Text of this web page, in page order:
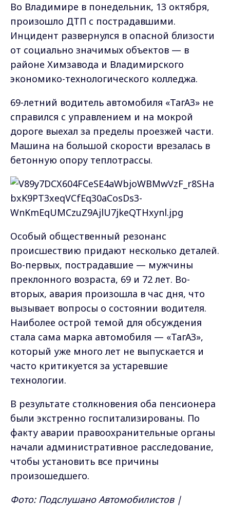
Во Владимире в понедельник, 13 октября,
произошло ДТП с пострадавшими.
Инцидент развернулся в опасной близости
от социально значимых объектов — в
районе Химзавода и Владимирского
экономико-технологического колледжа.
69-летний водитель автомобиля «ТагАЗ» не
справился с управлением и на мокрой
дороге выехал за пределы проезжей части.
Машина на большой скорости врезалась в
бетонную опору теплотрассы.
Особый общественный резонанс
происшествию придают несколько деталей.
Во-первых, пострадавшие — мужчины
преклонного возраста, 69 и 72 лет. Во-
вторых, авария произошла в час дня, что
вызывает вопросы о состоянии водителя.
Наиболее острой темой для обсуждения
стала сама марка автомобиля — «ТагАЗ»,
который уже много лет не выпускается и
часто критикуется за устаревшие
технологии.
В результате столкновения оба пенсионера
были экстренно госпитализированы. По
факту аварии правоохранительные органы
начали административное расследование,
чтобы установить все причины
произошедшего.
Фото: Подслушано Автомобилистов |